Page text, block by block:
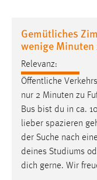
Gemütliches
wenige Minuten
Relevanz:
Öffentliche
nur 2 Minuten zu
Bus bist du in ca.
lieber spazieren
der Suche nach
deines Studiums
dich gerne. Wir
Performance
Name:
staticfilecache
Zweck:
Für
gespeichert, ob
Name: